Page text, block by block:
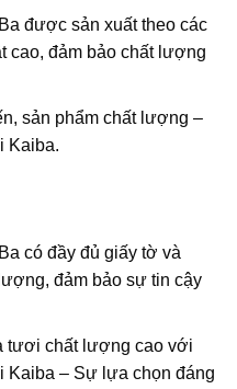
được sản xuất theo các
cao, đảm bảo chất lượng
sản phẩm chất lượng –
Kaiba.
có đầy đủ giấy tờ và
đảm bảo sự tin cậy
tươi chất lượng cao với
Kaiba – Sự lựa chọn đáng